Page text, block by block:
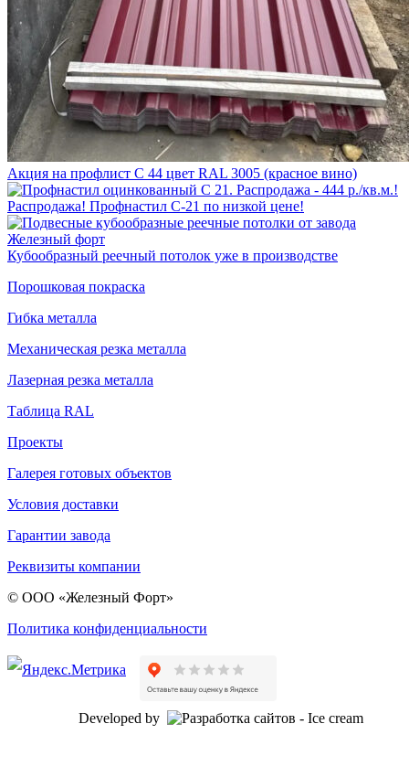
Акция на профлист С 44 цвет RAL 3005 (красное вино)
Распродажа! Профнастил С-21 по низкой цене!
Кубообразный реечный потолок уже в производстве
Порошковая покраска
Гибка металла
Механическая резка металла
Лазерная резка металла
Таблица RAL
Проекты
Галерея готовых объектов
Условия доставки
Гарантии завода
Реквизиты компании
© ООО «Железный Форт»
Политика конфиденциальности
Developed by